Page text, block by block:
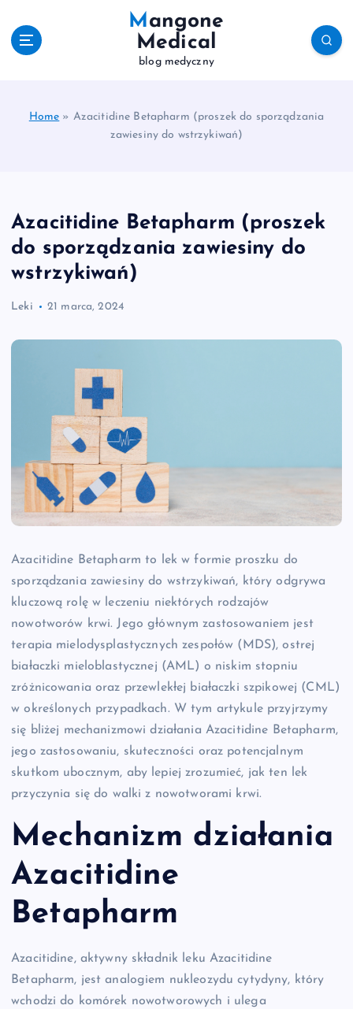
Mangone
Medical
blog medyczny
Home » Azacitidine Betapharm (proszek do sporządzania
zawiesiny do wstrzykiwań)
Azacitidine Betapharm (proszek
do sporządzania zawiesiny do
wstrzykiwań)
Leki 21 marca, 2024
Azacitidine Betapharm to lek w formie proszku do
sporządzania zawiesiny do wstrzykiwań, który odgrywa
kluczową rolę w leczeniu niektórych rodzajów
nowotworów krwi. Jego głównym zastosowaniem jest
terapia mielodysplastycznych zespołów (MDS), ostrej
białaczki mieloblastycznej (AML) o niskim stopniu
zróżnicowania oraz przewlekłej białaczki szpikowej (CML)
w określonych przypadkach. W tym artykule przyjrzymy
się bliżej mechanizmowi działania Azacitidine Betapharm,
jego zastosowaniu, skuteczności oraz potencjalnym
skutkom ubocznym, aby lepiej zrozumieć, jak ten lek
przyczynia się do walki z nowotworami krwi.
Mechanizm działania
Azacitidine
Betapharm
Azacitidine, aktywny składnik leku Azacitidine
Betapharm, jest analogiem nukleozydu cytydyny, który
wchodzi do komórek nowotworowych i ulega